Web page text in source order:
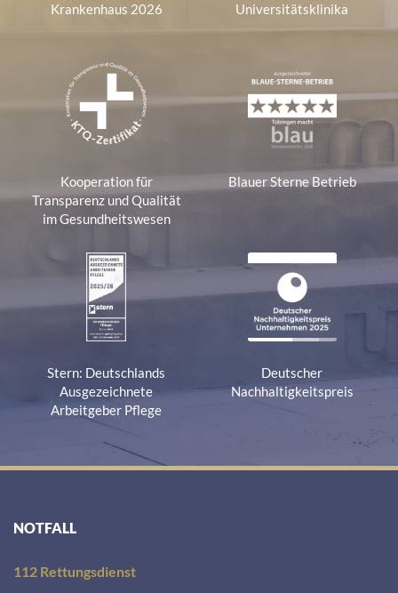
Krankenhaus 2026
Universitätsklinika
Kooperation für
Transparenz und Qualität
im Gesundheitswesen
Blauer Sterne Betrieb
Stern: Deutschlands
Ausgezeichnete
Arbeitgeber Pflege
Deutscher
Nachhaltigkeitspreis
NOTFALL
112 Rettungsdienst